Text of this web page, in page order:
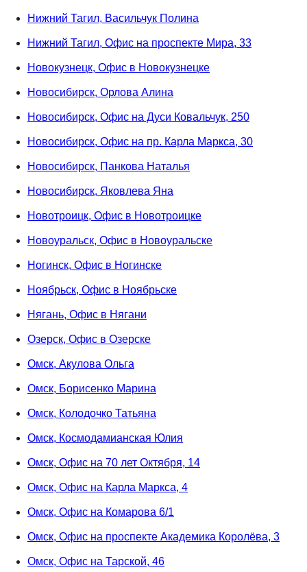
Нижний Тагил, Васильчук Полина
Нижний Тагил, Офис на проспекте Мира, 33
Новокузнецк, Офис в Новокузнецке
Новосибирск, Орлова Алина
Новосибирск, Офис на Дуси Ковальчук, 250
Новосибирск, Офис на пр. Карла Маркса, 30
Новосибирск, Панкова Наталья
Новосибирск, Яковлева Яна
Новотроицк, Офис в Новотроицке
Новоуральск, Офис в Новоуральске
Ногинск, Офис в Ногинске
Ноябрьск, Офис в Ноябрьске
Нягань, Офис в Нягани
Озерск, Офис в Озерске
Омск, Акулова Ольга
Омск, Борисенко Марина
Омск, Колодочко Татьяна
Омск, Космодамианская Юлия
Омск, Офис на 70 лет Октября, 14
Омск, Офис на Карла Маркса, 4
Омск, Офис на Комарова 6/1
Омск, Офис на проспекте Академика Королёва, 3
Омск, Офис на Тарской, 46